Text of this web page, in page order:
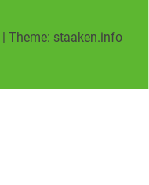
| Theme: staaken.info